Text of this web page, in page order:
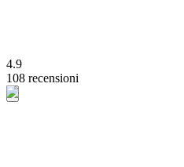
4.9
108 recensioni